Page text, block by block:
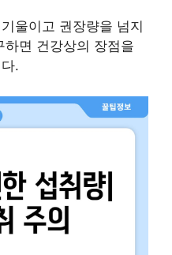
울이고 권장량을 넘지
면 건강상의 장점을
.